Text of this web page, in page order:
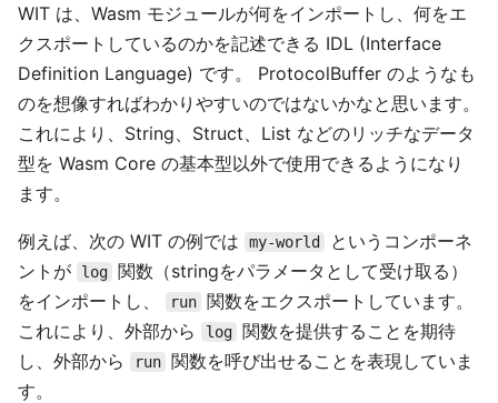
WIT は、Wasm モジュールが何をインポートし、何をエ
クスポートしているのかを記述できる IDL (Interface
Definition Language) です。 ProtocolBuffer のようなも
のを想像すればわかりやすいのではないかなと思います。
これにより、String、Struct、List などのリッチなデータ
型を Wasm Core の基本型以外で使用できるようになり
ます。
例えば、次の WIT の例では my-world
というコンポーネ
ントが
log 関数（stringをパラメータとして受け取る）
をインポートし、
run 関数をエクスポートしています。
これにより、外部から
log 関数を提供することを期待
し、外部から
run 関数を呼び出せることを表現していま
す。